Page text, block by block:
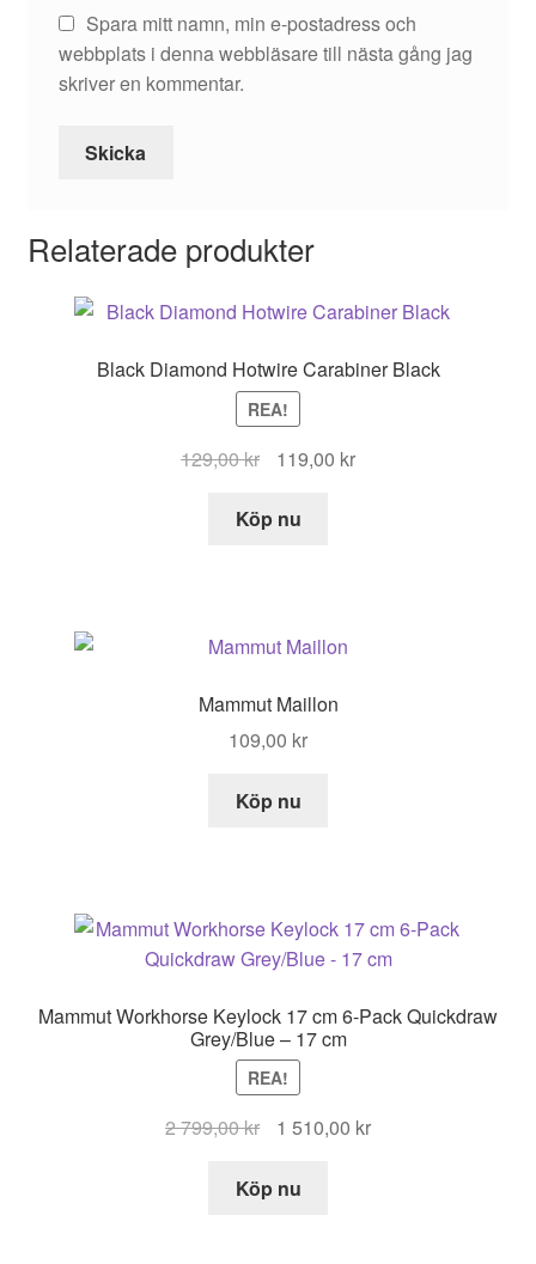
Spara mitt namn, min e-postadress och
webbplats i denna webbläsare till nästa gång jag
skriver en kommentar.
Relaterade produkter
Black Diamond Hotwire Carabiner Black
REA!
129,00kr
Det
priset
119,00 krDet
Köp nu
Mammut Maillon
109,00 kr
Köp nu
Mammut Workhorse Keylock 17 cm 6-Pack Quickdraw
Grey/Blue – 17 cm
REA!
2 799,00kr
Det
priset
1 510,00 krDet
Köp nu